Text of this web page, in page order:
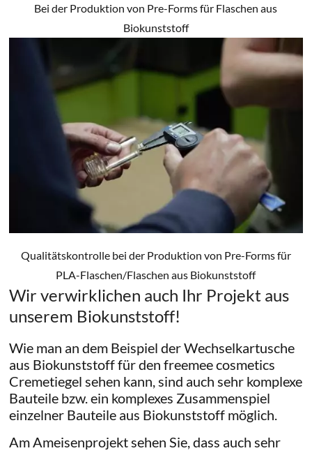
Bei der Produktion von Pre-Forms für Flaschen aus
Biokunststoff
Qualitätskontrolle bei der Produktion von Pre-Forms für
PLA-Flaschen/Flaschen aus Biokunststoff
Wir verwirklichen auch Ihr Projekt aus
unserem Biokunststoff!
Wie man an dem Beispiel der Wechselkartusche
aus Biokunststoff für den freemee cosmetics
Cremetiegel sehen kann, sind auch sehr komplexe
Bauteile bzw. ein komplexes Zusammenspiel
einzelner Bauteile aus Biokunststoff möglich.
Am Ameisenprojekt sehen Sie, dass auch sehr